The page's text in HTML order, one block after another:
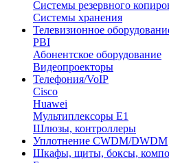
Системы резервного
Системы хранения
Телевизионное
PBI
Абонентское оборудование
Видеопроекторы
Телефония/VoIP
Cisco
Huawei
Мультиплексоры E1
Шлюзы, контроллеры
Уплотнение CWDM/DWDM
Шкафы, щиты, боксы,